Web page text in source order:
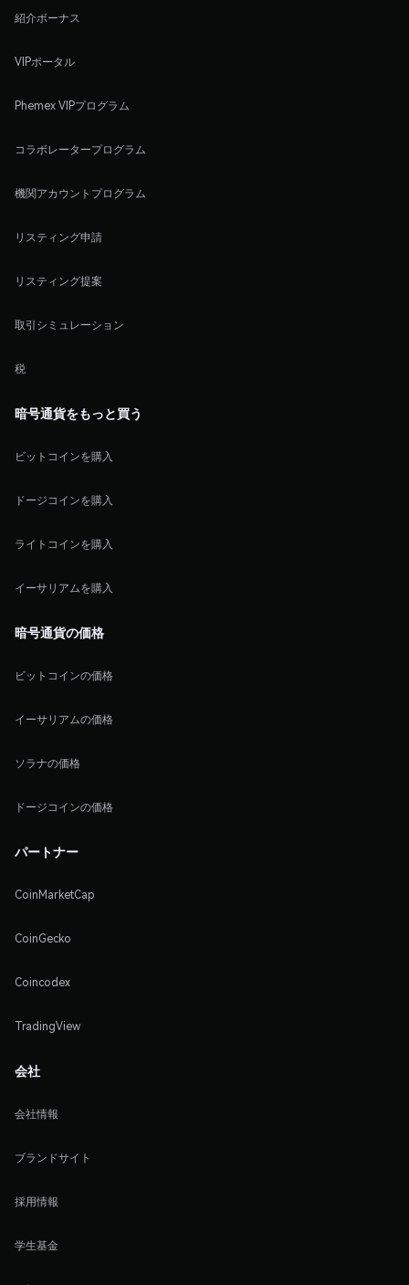
紹介ボーナス
VIPポータル
Phemex VIPプログラム
コラボレータープログラム
機関アカウントプログラム
リスティング申請
リスティング提案
取引シミュレーション
税
暗号通貨をもっと買う
ビットコインを購入
ドージコインを購入
ライトコインを購入
イーサリアムを購入
暗号通貨の価格
ビットコインの価格
イーサリアムの価格
ソラナの価格
ドージコインの価格
パートナー
CoinMarketCap
CoinGecko
Coincodex
TradingView
会社
会社情報
ブランドサイト
採用情報
学生基金